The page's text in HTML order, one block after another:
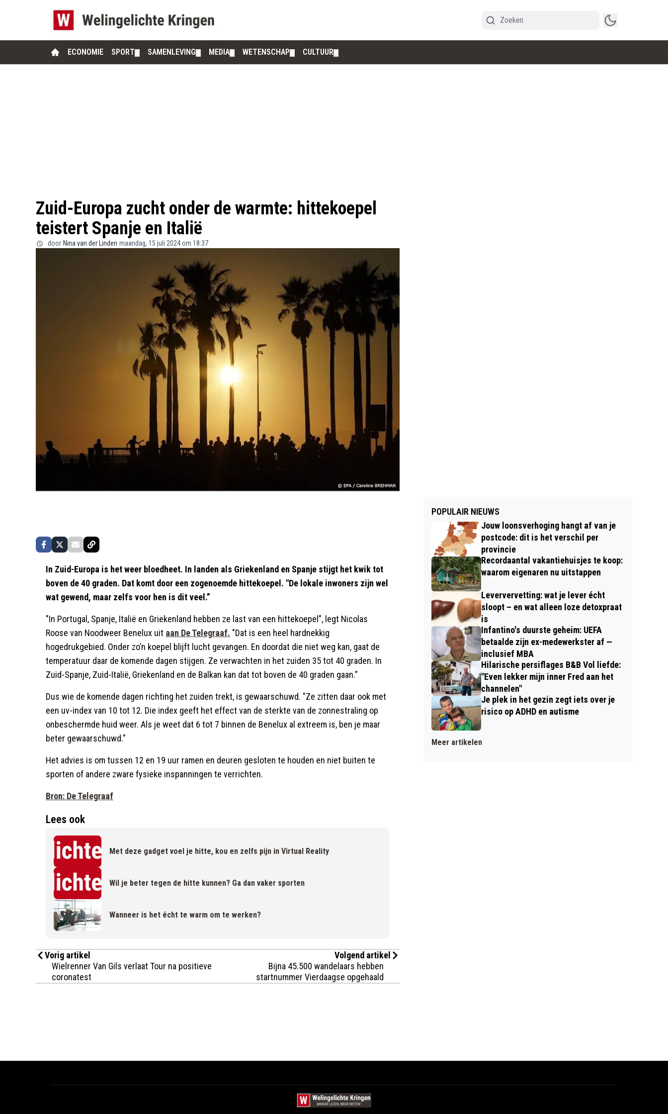
ECONOMIE SPORT SAMENLEVING MEDIA WETENSCHAP CULTUUR
Zuid-Europa zucht onder de warmte: hittekoepel
teistert Spanje en Italië
door Nina van der Linden maandag, 15 juli 2024 om 18:37
In Zuid-Europa is het weer bloedheet. In landen als Griekenland en Spanje stijgt het kwik tot
boven de 40 graden. Dat komt door een zogenoemde hittekoepel. "De lokale inwoners zijn wel
wat gewend, maar zelfs voor hen is dit veel.”
"In Portugal, Spanje, Italië en Griekenland hebben ze last van een hittekoepel”, legt Nicolas
Roose van Noodweer Benelux uit aan De Telegraaf. "Dat is een heel hardnekkig
hogedrukgebied. Onder zo’n koepel blijft lucht gevangen. En doordat die niet weg kan, gaat de
temperatuur daar de komende dagen stijgen. Ze verwachten in het zuiden 35 tot 40 graden. In
Zuid-Spanje, Zuid-Italië, Griekenland en de Balkan kan dat tot boven de 40 graden gaan.”
Dus wie de komende dagen richting het zuiden trekt, is gewaarschuwd. "Ze zitten daar ook met
een uv-index van 10 tot 12. Die index geeft het effect van de sterkte van de zonnestraling op
onbeschermde huid weer. Als je weet dat 6 tot 7 binnen de Benelux al extreem is, ben je maar
beter gewaarschuwd."
Het advies is om tussen 12 en 19 uur ramen en deuren gesloten te houden en niet buiten te
sporten of andere zware fysieke inspanningen te verrichten.
Bron: De Telegraaf
Lees ook
Met deze gadget voel je hitte, kou en zelfs pijn in Virtual Reality
Wil je beter tegen de hitte kunnen? Ga dan vaker sporten
Wanneer is het écht te warm om te werken?
Vorig artikel
Wielrenner Van Gils verlaat Tour na positieve
coronatest
Volgend artikel
Bijna 45.500 wandelaars hebben
startnummer Vierdaagse opgehaald
POPULAIR NIEUWS
Jouw loonsverhoging hangt af van je
postcode: dit is het verschil per
provincie
Recordaantal vakantiehuisjes te koop:
waarom eigenaren nu uitstappen
Leververvetting: wat je lever écht
sloopt – en wat alleen loze detoxpraat
is
Infantino's duurste geheim: UEFA
betaalde zijn ex-medewerkster af —
inclusief MBA
Hilarische persiflages B&B Vol liefde:
"Even lekker mijn inner Fred aan het
channelen"
Je plek in het gezin zegt iets over je
risico op ADHD en autisme
Meer artikelen